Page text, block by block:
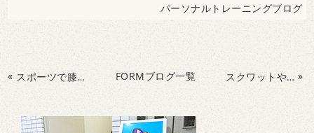
パーソナルトレーニングブログ
« スポーツで膝を痛めていませんか 膝の痛み・腸脛靭帯炎を予
FORMブログ一覧 スクワットやランジで膝や足首痛めていませんか？膝と足首の怪我を減らすエクササイズ！ »